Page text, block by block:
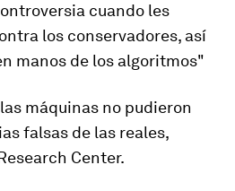
cuando les
los conservadores, así
manos de los algoritmos"
máquinas no pudieron
falsas de las reales,
Center.